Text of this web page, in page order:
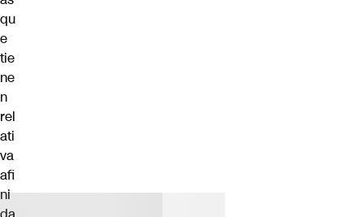
qu
e
tie
ne
n
rel
ati
va
afi
ni